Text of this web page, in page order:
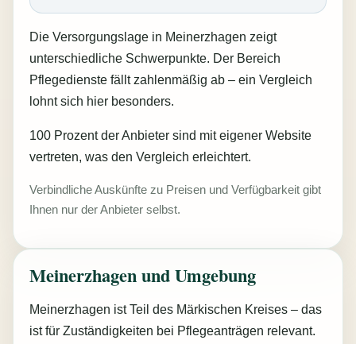
Die Versorgungslage in Meinerzhagen zeigt
unterschiedliche Schwerpunkte. Der Bereich
Pflegedienste fällt zahlenmäßig ab – ein Vergleich
lohnt sich hier besonders.
100 Prozent der Anbieter sind mit eigener Website
vertreten, was den Vergleich erleichtert.
Verbindliche Auskünfte zu Preisen und Verfügbarkeit gibt
Ihnen nur der Anbieter selbst.
Meinerzhagen und Umgebung
Meinerzhagen ist Teil des Märkischen Kreises – das
ist für Zuständigkeiten bei Pflegeanträgen relevant.